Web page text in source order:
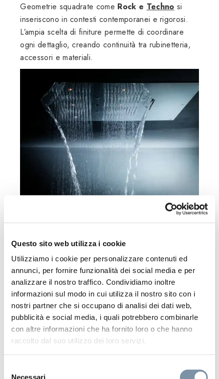
Questo sito web utilizza i cookie
Utilizziamo i cookie per personalizzare contenuti ed
annunci, per fornire funzionalità dei social media e per
analizzare il nostro traffico. Condividiamo inoltre
informazioni sul modo in cui utilizza il nostro sito con i
nostri partner che si occupano di analisi dei dati web,
pubblicità e social media, i quali potrebbero combinarle
con altre informazioni che ha fornito loro o che hanno
raccolto dal suo utilizzo dei loro servizi.
Necessari
Geometrie squadrate come Rock e Techno si
inseriscono in contesti contemporanei e rigorosi.
L’ampia scelta di finiture permette di coordinare
ogni dettaglio, creando continuità tra rubinetteria,
accessori e materiali.
SPAHOME: il centro benessere
dentro casa
La vita contemporanea richiede pause vere. Il
benessere non può essere un’eccezione, deve
diventare parte della routine.
ConSPAHOME , noi di Aquaelite portiamo
l’esperienza di un centro benessere direttamente
nella doccia di casa. Non si tratta solo di attivare
un getto, ma di vivere un percorso strutturato che
trasforma l’acqua in strumento di equilibrio e